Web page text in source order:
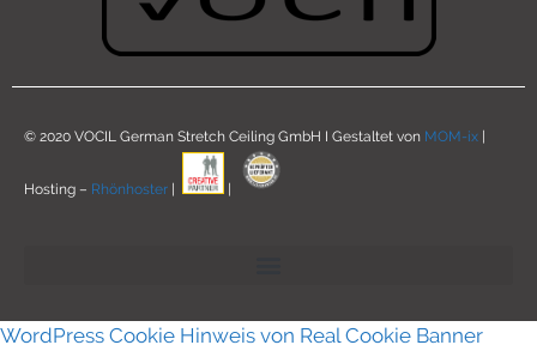
© 2020 VOCIL German Stretch Ceiling GmbH I Gestaltet von MOM-ix |
Hosting – Rhönhoster | |
WordPress Cookie Hinweis von Real Cookie Banner